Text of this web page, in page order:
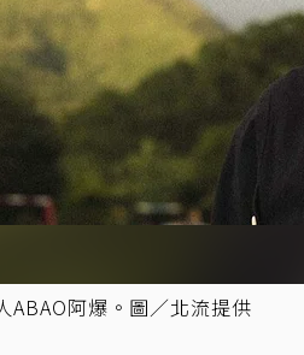
ABAO阿爆。圖／北流提供